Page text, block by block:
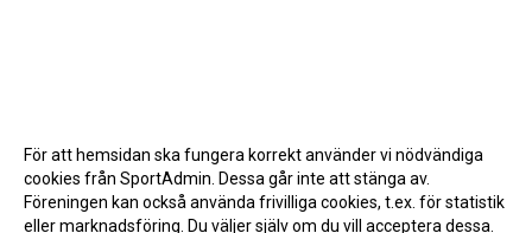
För att hemsidan ska fungera korrekt använder vi nödvändiga
cookies från SportAdmin. Dessa går inte att stänga av.
Föreningen kan också använda frivilliga cookies, t.ex. för statistik
eller marknadsföring. Du väljer själv om du vill acceptera dessa.